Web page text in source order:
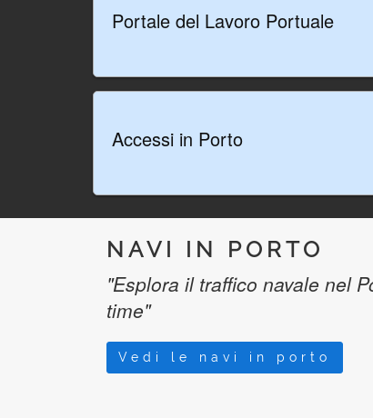
Portale del Lavoro Portuale
Accessi in Porto
NAVI IN PORTO
"Esplora il traffico navale nel
time"
Vedi le navi in porto